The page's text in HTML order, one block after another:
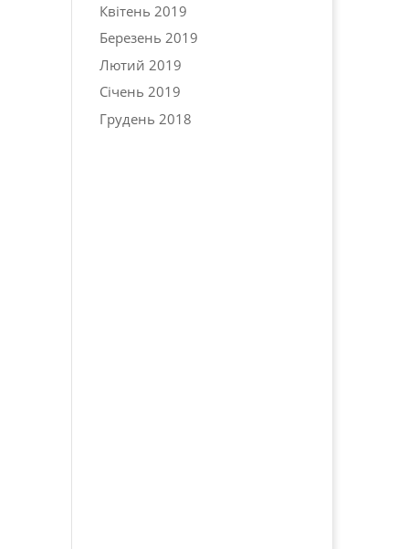
Квітень 2019
Березень 2019
Лютий 2019
Січень 2019
Грудень 2018